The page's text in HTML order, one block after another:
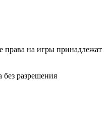
на игры принадлежат
без разрешения